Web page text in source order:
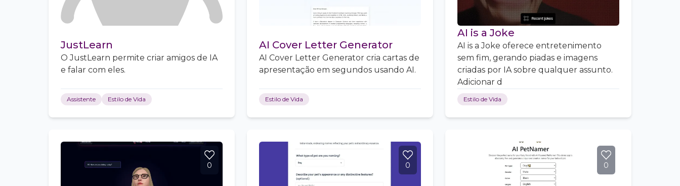
JustLearn
O JustLearn permite criar amigos de IA
e falar com eles.
Assistente Estilo de Vida
AI Cover Letter Generator
AI Cover Letter Generator cria cartas de
apresentação em segundos usando AI.
Estilo de Vida
AI is a Joke
AI is a Joke oferece entretenimento
sem fim, gerando piadas e imagens
criadas por IA sobre qualquer assunto.
Adicionar d
Estilo de Vida
0 0 0